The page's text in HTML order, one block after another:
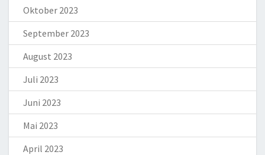
Oktober 2023
September 2023
August 2023
Juli 2023
Juni 2023
Mai 2023
April 2023